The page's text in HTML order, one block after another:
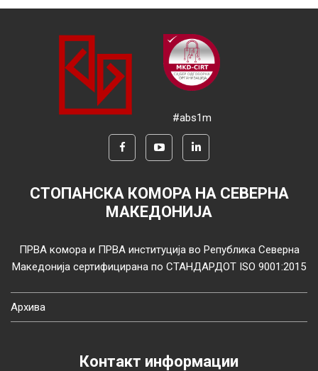
#abs1m
СТОПАНСКА КОМОРА НА СЕВЕРНА
МАКЕДОНИЈА
ПРВА комора и ПРВА институција во Република Северна
Македонија сертифицирана по СТАНДАРДОТ ISO 9001:2015
Архива
Контакт информации